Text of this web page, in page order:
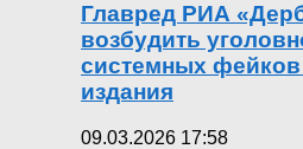
Главред РИА
возбудить
системных фейков
издания
09.03.2026 17:58